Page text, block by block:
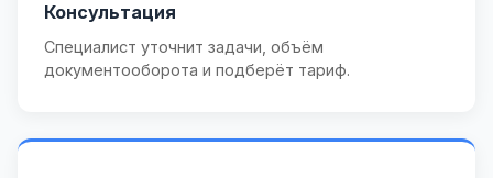
Консультация
Специалист уточнит задачи, объём
документооборота и подберёт тариф.